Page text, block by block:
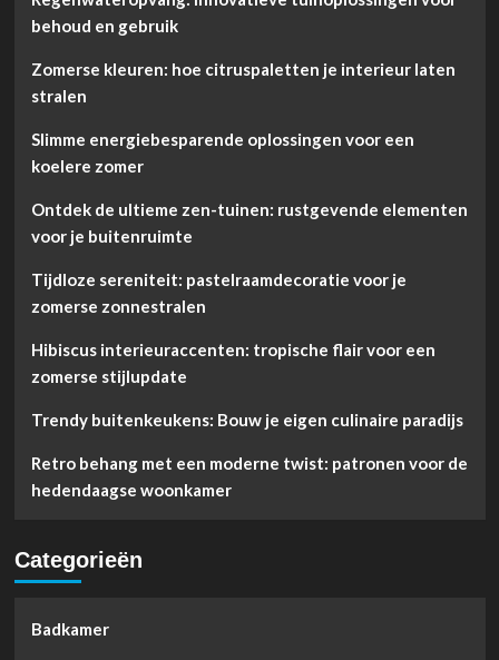
behoud en gebruik
Zomerse kleuren: hoe citruspaletten je interieur laten
stralen
Slimme energiebesparende oplossingen voor een
koelere zomer
Ontdek de ultieme zen-tuinen: rustgevende elementen
voor je buitenruimte
Tijdloze sereniteit: pastelraamdecoratie voor je
zomerse zonnestralen
Hibiscus interieuraccenten: tropische flair voor een
zomerse stijlupdate
Trendy buitenkeukens: Bouw je eigen culinaire paradijs
Retro behang met een moderne twist: patronen voor de
hedendaagse woonkamer
Categorieën
Badkamer